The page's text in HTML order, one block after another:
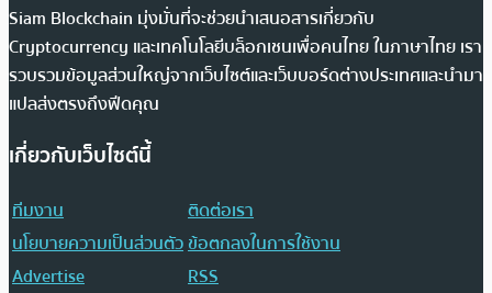
Siam Blockchain มุ่งมั่นที่จะช่วยนำเสนอสารเกี่ยวกับ
Cryptocurrency และเทคโนโลยีบล็อกเชนเพื่อคนไทย ในภาษาไทย เรา
รวบรวมข้อมูลส่วนใหญ่จากเว็บไซต์และเว็บบอร์ดต่างประเทศและนำมา
แปลส่งตรงถึงฟีดคุณ
เกี่ยวกับเว็บไซต์นี้
ทีมงาน
ติดต่อเรา
นโยบายความเป็นส่วนตัวข้อตกลงในการใช้งาน
Advertise
RSS